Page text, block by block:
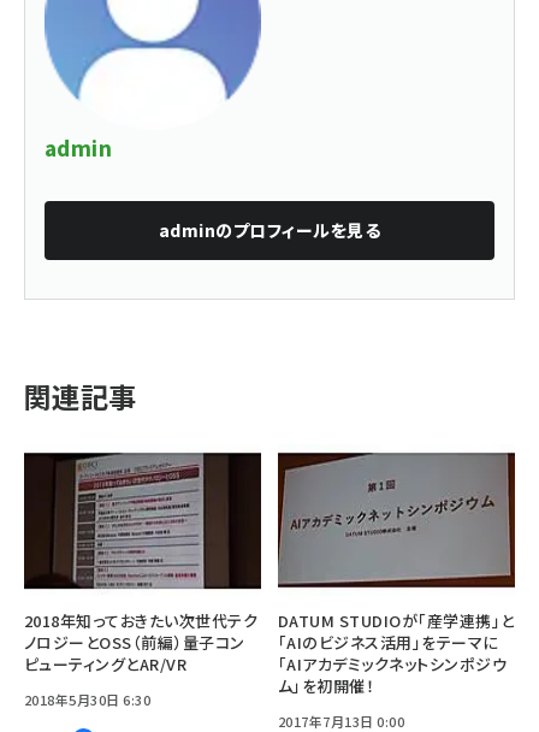
admin
adminのプロフィールを見る
関連記事
2018年知っておきたい次世代テク
ノロジーとOSS（前編）量子コン
ピューティングとAR/VR
2018年5月30日 6:30
DATUM STUDIOが「産学連携」と
「AIのビジネス活用」をテーマに
「AIアカデミックネットシンポジウ
ム」を初開催！
2017年7月13日 0:00